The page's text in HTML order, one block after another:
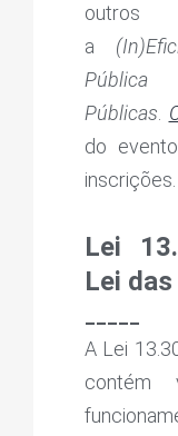
outros
a
Públicas.
do
inscrições.
Lei
Lei
A Lei
contém